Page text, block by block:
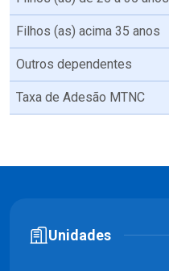
Filhos (as) acima 35 anos
Outros dependentes
Taxa de Adesão MTNC
Unidades